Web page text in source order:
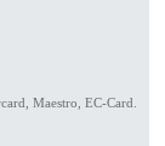
Maestro, EC-Card.